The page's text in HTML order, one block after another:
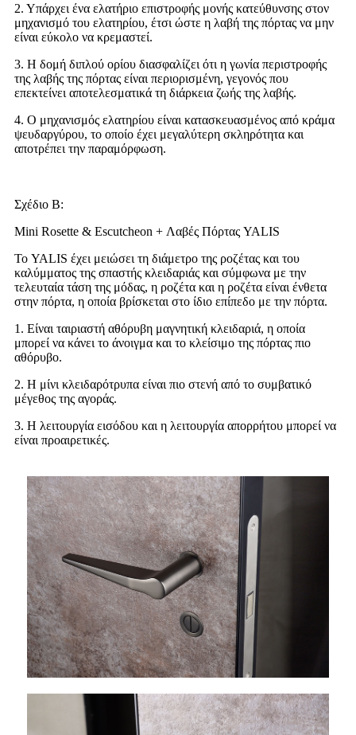
2. Υπάρχει ένα ελατήριο επιστροφής μονής κατεύθυνσης στον
μηχανισμό του ελατηρίου, έτσι ώστε η λαβή της πόρτας να μην
είναι εύκολο να κρεμαστεί.
3. Η δομή διπλού ορίου διασφαλίζει ότι η γωνία περιστροφής
της λαβής της πόρτας είναι περιορισμένη, γεγονός που
επεκτείνει αποτελεσματικά τη διάρκεια ζωής της λαβής.
4. Ο μηχανισμός ελατηρίου είναι κατασκευασμένος από κράμα
ψευδαργύρου, το οποίο έχει μεγαλύτερη σκληρότητα και
αποτρέπει την παραμόρφωση.
Σχέδιο Β:
Mini Rosette & Escutcheon + Λαβές Πόρτας YALIS
Το YALIS έχει μειώσει τη διάμετρο της ροζέτας και του
καλύμματος της σπαστής κλειδαριάς και σύμφωνα με την
τελευταία τάση της μόδας, η ροζέτα και η ροζέτα είναι ένθετα
στην πόρτα, η οποία βρίσκεται στο ίδιο επίπεδο με την πόρτα.
1. Είναι ταιριαστή αθόρυβη μαγνητική κλειδαριά, η οποία
μπορεί να κάνει το άνοιγμα και το κλείσιμο της πόρτας πιο
αθόρυβο.
2. Η μίνι κλειδαρότρυπα είναι πιο στενή από το συμβατικό
μέγεθος της αγοράς.
3. Η λειτουργία εισόδου και η λειτουργία απορρήτου μπορεί να
είναι προαιρετικές.